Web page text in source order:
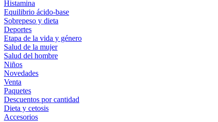
Histamina
Equilibrio ácido-base
Sobrepeso y dieta
Deportes
Etapa de la vida y género
Salud de la mujer
Salud del hombre
Niños
Novedades
Venta
Paquetes
Descuentos por cantidad
Dieta y cetosis
Accesorios